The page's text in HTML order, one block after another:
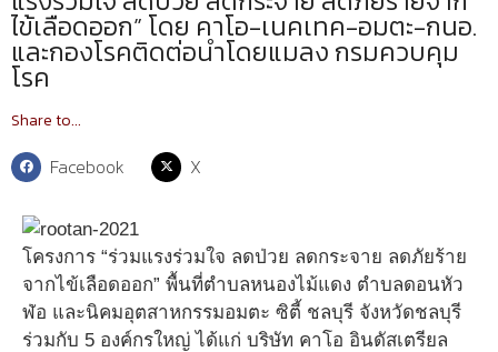
ไข้เลือดออก” โดย คาโอ-เนคเทค-อมตะ-กนอ.
และกองโรคติดต่อนำโดยแมลง กรมควบคุม
โรค
Share to...
Facebook X
โครงการ “ร่วมแรงร่วมใจ ลดป่วย ลดกระจาย ลดภัยร้าย
จากไข้เลือดออก” พื้นที่ตำบลหนองไม้แดง ตำบลดอนหัว
ฬ่อ และนิคมอุตสาหกรรมอมตะ ซิตี้ ชลบุรี จังหวัดชลบุรี
ร่วมกับ 5 องค์กรใหญ่ ได้แก่ บริษัท คาโอ อินดัสเตรียล